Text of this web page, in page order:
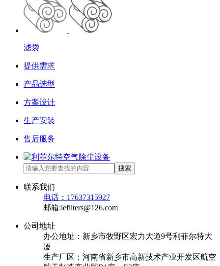
滤袋
提供需求
产品选型
方案设计
生产安装
售后服务
搜索
联系我们
电话：17637315927
邮箱:lefilters@126.com
公司地址
办公地址：新乡市牧野区宏力大道9号利菲尔特大
厦
生产厂区：河南省新乡市高新技术产业开发区航空